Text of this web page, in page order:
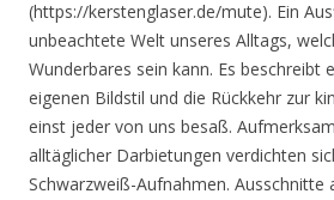
(https://kerstenglaser.de/mute). Ein
unbeachtete Welt unseres Alltags,
Wunderbares sein kann. Es beschreibt
eigenen Bildstil und die Rückkehr zur
einst jeder von uns besaß.
alltäglicher Darbietungen verdichten
Schwarzweiß-Aufnahmen. Ausschnitte